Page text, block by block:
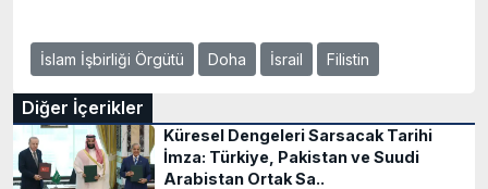
İslam İşbirliği Örgütü Doha İsrail Filistin
Diğer İçerikler
Küresel Dengeleri Sarsacak Tarihi
İmza: Türkiye, Pakistan ve Suudi
Arabistan Ortak Sa..